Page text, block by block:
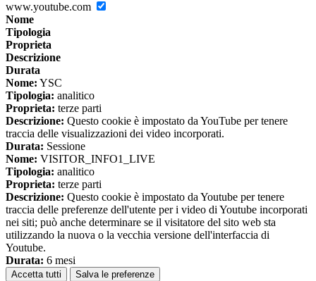
www.youtube.com
Nome
Tipologia
Proprieta
Descrizione
Durata
Nome: YSC
Tipologia: analitico
Proprieta: terze parti
Descrizione: Questo cookie è impostato da YouTube per tenere
traccia delle visualizzazioni dei video incorporati.
Durata: Sessione
Nome: VISITOR_INFO1_LIVE
Tipologia: analitico
Proprieta: terze parti
Descrizione: Questo cookie è impostato da Youtube per tenere
traccia delle preferenze dell'utente per i video di Youtube incorporati
nei siti; può anche determinare se il visitatore del sito web sta
utilizzando la nuova o la vecchia versione dell'interfaccia di
Youtube.
Durata: 6 mesi
Accetta tutti Salva le preferenze